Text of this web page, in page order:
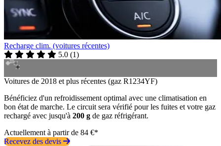
Recharge clim. (voitures récentes)
5.0 (1)
Voitures de 2018 et plus récentes (gaz R1234YF)
Bénéficiez d'un refroidissement optimal avec une climatisation en
bon état de marche. Le circuit sera vérifié pour les fuites et votre gaz
rechargé avec jusqu'à 200 g de gaz réfrigérant.
Actuellement à partir de 84 €*
Recevez des devis